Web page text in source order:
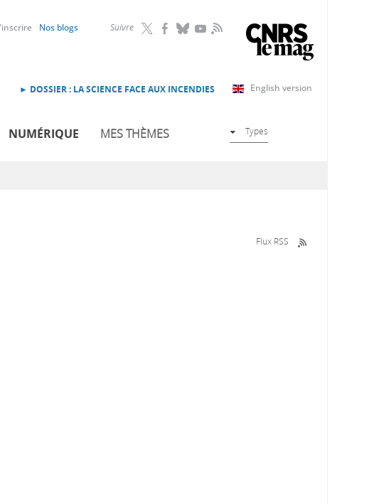
Suivre RSS
Nos blogs
English version
► DOSSIER : LA SCIENCE FACE AUX INCENDIES
NUMÉRIQUE MES THÈMES Types
Flux RSS